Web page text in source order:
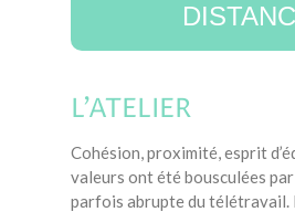
L’ATELIER
Cohésion, proximité, esprit
valeurs ont été bousculées
parfois abrupte du